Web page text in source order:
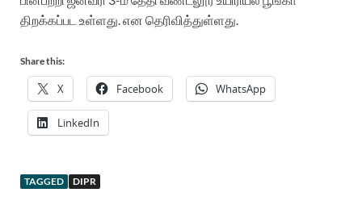
திறக்கப்பட உள்ளது. என தெரிவித்துள்ளது.
Share this:
X Facebook WhatsApp
LinkedIn
TAGGED DIPR